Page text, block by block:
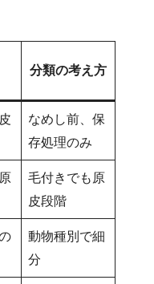
分類の考え方
なめし前、保
存処理のみ
毛付きでも原
皮段階
動物種別で細
分